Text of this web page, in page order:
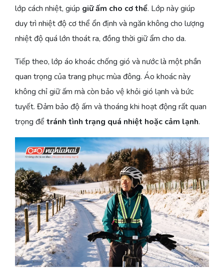
lớp cách nhiệt, giúp giữ ấm cho cơ thể. Lớp này giúp
duy trì nhiệt độ cơ thể ổn định và ngăn không cho lượng
nhiệt độ quá lớn thoát ra, đồng thời giữ ẩm cho da.
Tiếp theo, lớp áo khoác chống gió và nước là một phần
quan trọng của trang phục mùa đông. Áo khoác này
không chỉ giữ ấm mà còn bảo vệ khỏi gió lạnh và bức
tuyết. Đảm bảo độ ấm và thoáng khi hoạt động rất quan
trọng để tránh tình trạng quá nhiệt hoặc cảm lạnh.